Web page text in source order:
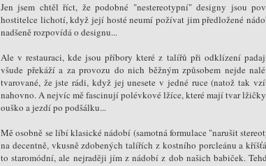
Jen jsem chtěl říct, že podobné "nestereotypní" designy jsou
hostitelce lichotí, když její hosté neumí požívat jim předložené
nadšeně rozpovídá o designu...
Ale v restauraci, kde jsou příbory které z talířů při odklízení
všude překáží a za provozu do nich běžným způsobem nejde
tvarované, že jste rádi, když jej unesete v jedné ruce (natož tak
nahovno. A nejvíc mě fascinují polévkové lžíce, které mají tvar
ouško a jezdí po podšálku...
Mě osobně se líbí klasické nádobí (samotná formulace "narušit
na decentně, vkusně zdobených talířích z kostního porcleánu a
to staromódní, ale nejraději jím z nádobí z dob našich babiček.